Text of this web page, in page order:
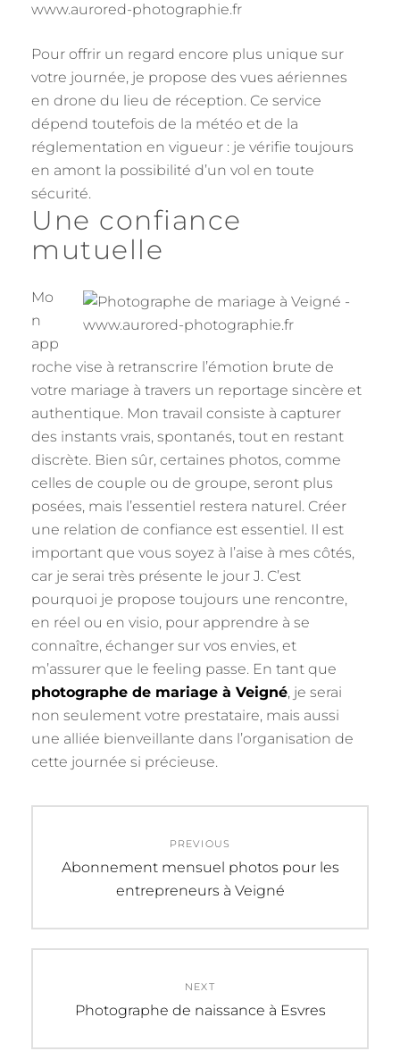
Pour offrir un regard encore plus unique sur
votre journée, je propose des vues aériennes
en drone du lieu de réception. Ce service
dépend toutefois de la météo et de la
réglementation en vigueur : je vérifie toujours
en amont la possibilité d’un vol en toute
sécurité.
Une confiance
mutuelle
Mo
n
app
roche vise à retranscrire l’émotion brute de
votre mariage à travers un reportage sincère et
authentique. Mon travail consiste à capturer
des instants vrais, spontanés, tout en restant
discrète. Bien sûr, certaines photos, comme
celles de couple ou de groupe, seront plus
posées, mais l’essentiel restera naturel. Créer
une relation de confiance est essentiel. Il est
important que vous soyez à l’aise à mes côtés,
car je serai très présente le jour J. C’est
pourquoi je propose toujours une rencontre,
en réel ou en visio, pour apprendre à se
connaître, échanger sur vos envies, et
m’assurer que le feeling passe. En tant que
photographe de mariage à Veigné, je serai
non seulement votre prestataire, mais aussi
une alliée bienveillante dans l’organisation de
cette journée si précieuse.
l’article
PREVIOUS
Previous
Abonnement mensuel photos pour les
entrepreneurs à Veigné
NEXT
Next
Photographe de naissance à Esvres